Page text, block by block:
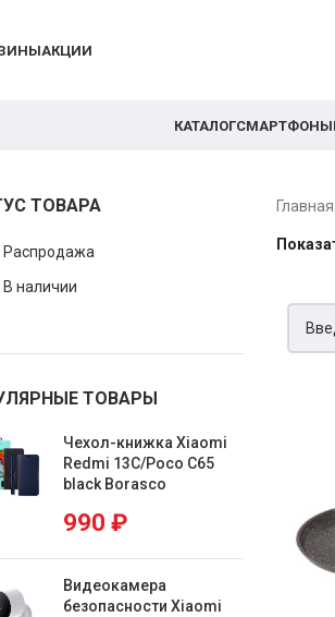
АКЦИИ
КАТАЛОГСМАРТФОНЫ
ТОВАРА
Распродажа
В наличии
ТОВАРЫ
Чехол-книжка Xiaomi
Redmi 13C/Poco C65
black Borasco
990 ₽
Видеокамера
безопасности Xiaomi
Главная